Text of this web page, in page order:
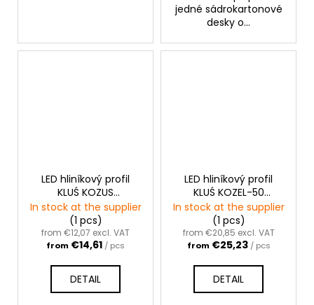
jedné sádrokartonové
desky o...
LED hliníkový profil
KLUŚ KOZUS
|neanodizovaný
In stock at the supplier
(1 pcs)
from €12,07 excl. VAT
from €14,61 / pcs
DETAIL
LED hliníkový profil
KLUŚ KOZEL-50
|neanodizovaný
In stock at the supplier
(1 pcs)
from €20,85 excl. VAT
from €25,23 / pcs
DETAIL